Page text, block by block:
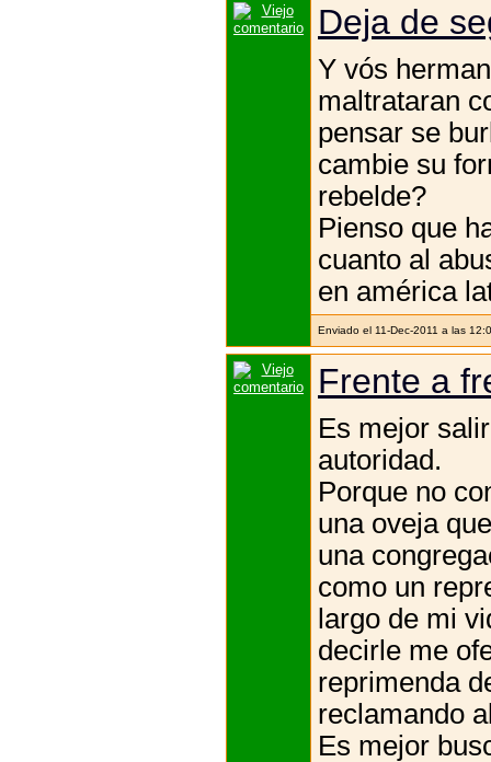
Deja de
Y vós
maltrataran
pensar se
cambie su
rebelde?
Pienso que
cuanto al
en américa
Enviado el 11-Dec-2011 a las
Frente a
Es mejor
autoridad.
Porque no
una oveja
una
como un
largo de mi
decirle me
reprimenda
reclamando
Es mejor